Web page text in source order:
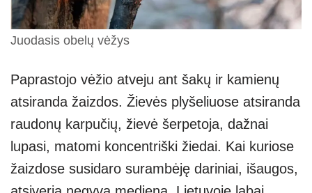
Juodasis obelų vėžys
Paprastojo vėžio atveju ant šakų ir kamienų
atsiranda žaizdos. Žievės plyšeliuose atsiranda
raudonų karpučių, žievė šerpetoja, dažnai
lupasi, matomi koncentriški žiedai. Kai kuriose
žaizdose susidaro surambėję dariniai, išaugos,